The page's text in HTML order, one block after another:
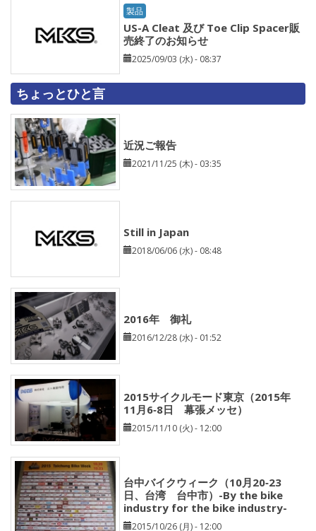
製品
US-A Cleat 及び Toe Clip Spacer販
売終了のお知らせ
2025/09/03 (水) - 08:37
ちょっとひと言
近況ご報告
2021/11/25 (木) - 03:35
Still in Japan
2018/06/06 (水) - 08:48
2016年 御礼
2016/12/28 (水) - 01:52
2015サイクルモード東京（2015年
11月6‐8日 幕張メッセ）
2015/11/10 (火) - 12:00
台中バイクウィーク（10月20‐23
日、台湾 台中市）-By the bike
industry for the bike industry-
2015/10/26 (月) - 12:00